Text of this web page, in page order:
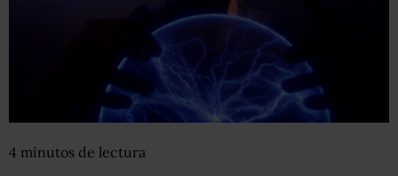
4 minutos de lectura